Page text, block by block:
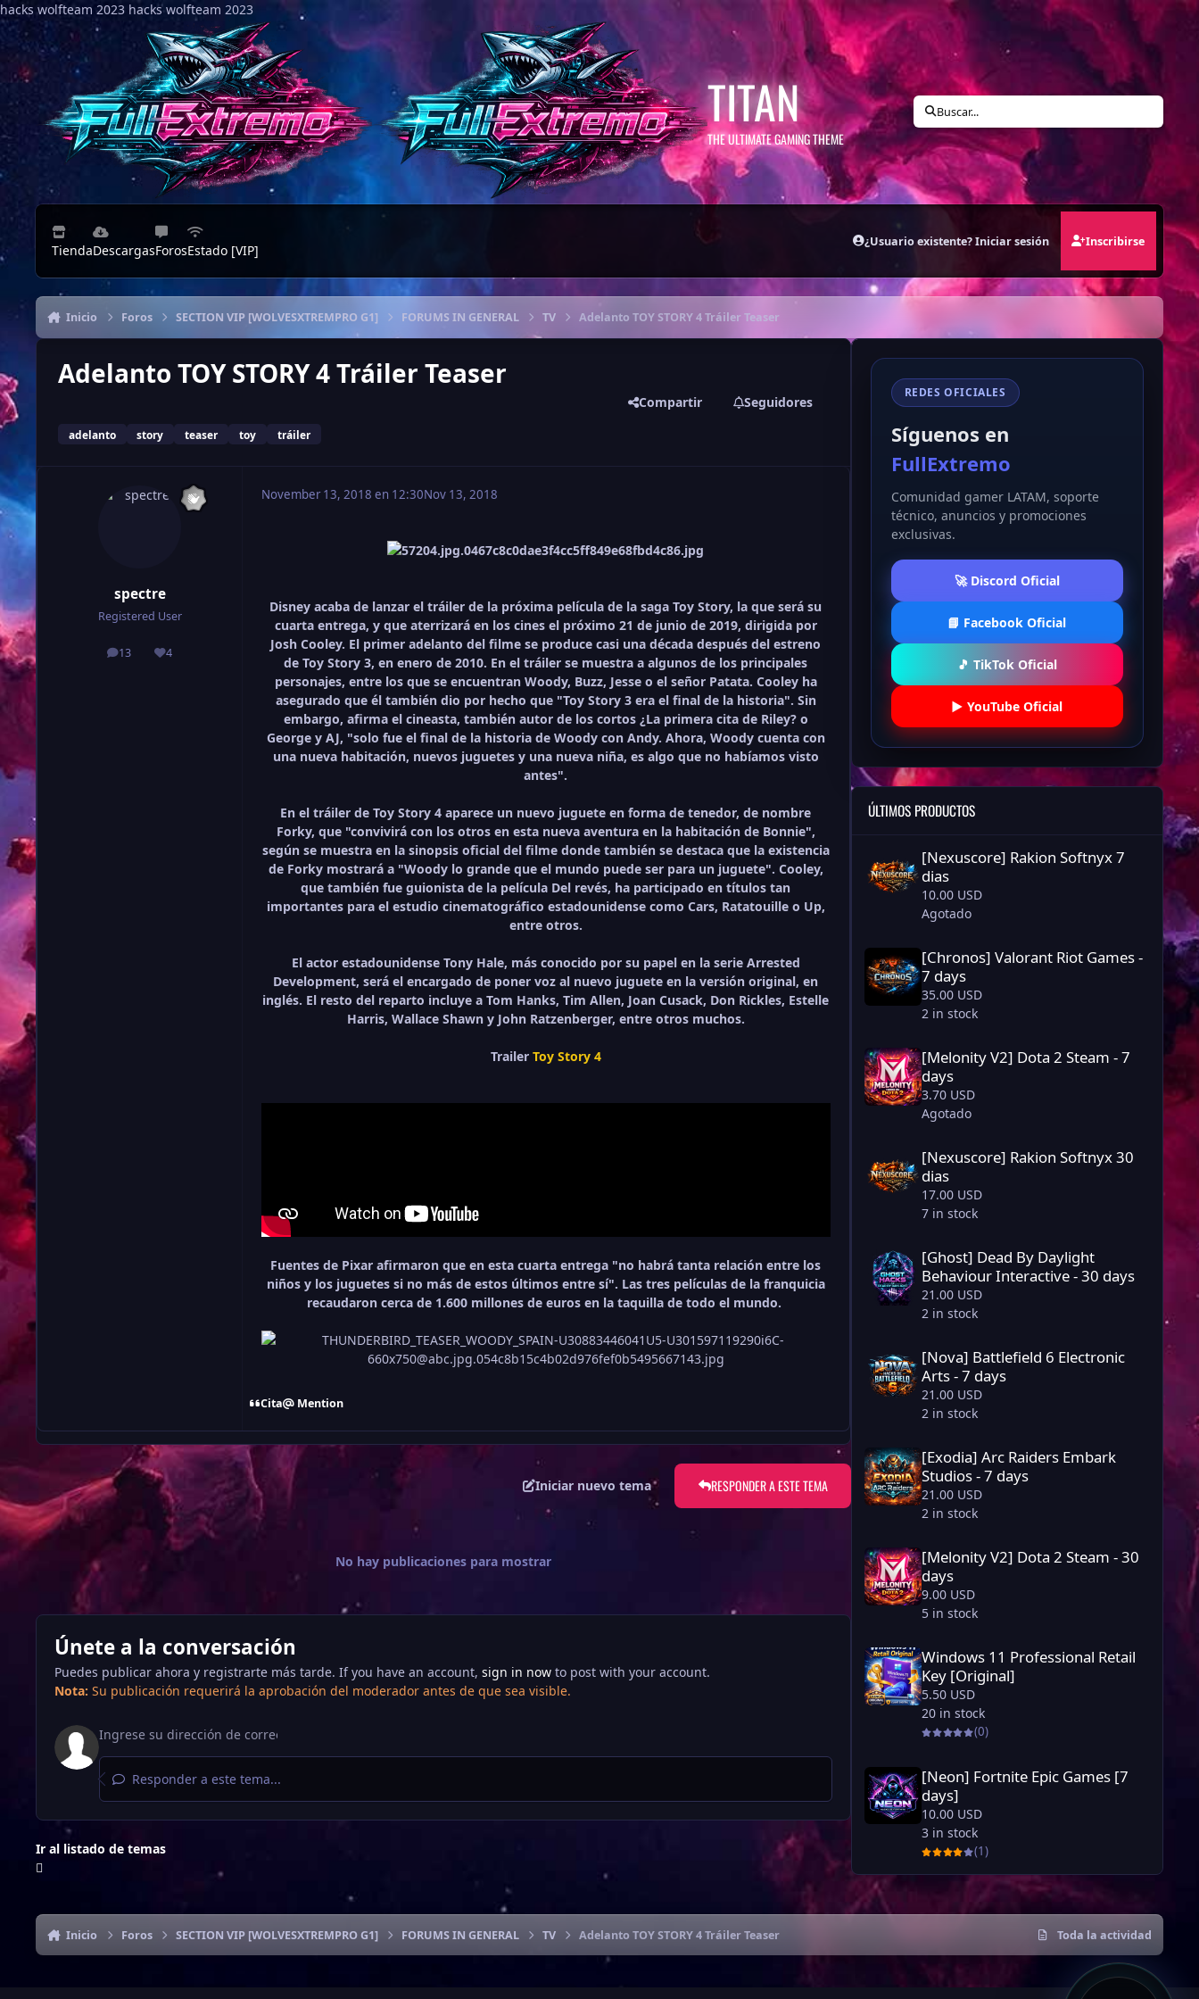
hacks wolfteam 2023 Saltar al contenido
hacks wolfteam 2023
TITAN
THE ULTIMATE GAMING THEME
Buscar...
TiendaDescargasForosEstado [VIP]
¿Usuario existente? Iniciar sesión Inscribirse
Inicio Foros SECTION VIP [WOLVESXTREMPRO G1] FORUMS IN GENERAL TV Adelanto TOY STORY 4 Tráiler Teaser
Adelanto TOY STORY 4 Tráiler Teaser
adelanto story teaser toy tráiler
Compartir Seguidores
spectre
Registered User
13
publicaciones
4
Reputación
November 13, 2018 en 12:30Nov 13, 2018
Disney acaba de lanzar el tráiler de la próxima película de la saga Toy Story, la que será su
cuarta entrega, y que aterrizará en los cines el próximo 21 de junio de 2019, dirigida por
Josh Cooley. El primer adelanto del filme se produce casi una década después del estreno
de Toy Story 3, en enero de 2010. En el tráiler se muestra a algunos de los principales
personajes, entre los que se encuentran Woody, Buzz, Jesse o el señor Patata. Cooley ha
asegurado que él también dio por hecho que "Toy Story 3 era el final de la historia". Sin
embargo, afirma el cineasta, también autor de los cortos ¿La primera cita de Riley? o
George y AJ, "solo fue el final de la historia de Woody con Andy. Ahora, Woody cuenta con
una nueva habitación, nuevos juguetes y una nueva niña, es algo que no habíamos visto
antes".
En el tráiler de Toy Story 4 aparece un nuevo juguete en forma de tenedor, de nombre
Forky, que "convivirá con los otros en esta nueva aventura en la habitación de Bonnie",
según se muestra en la sinopsis oficial del filme donde también se destaca que la existencia
de Forky mostrará a "Woody lo grande que el mundo puede ser para un juguete". Cooley,
que también fue guionista de la película Del revés, ha participado en títulos tan
importantes para el estudio cinematográfico estadounidense como Cars, Ratatouille o Up,
entre otros.
El actor estadounidense Tony Hale, más conocido por su papel en la serie Arrested
Development, será el encargado de poner voz al nuevo juguete en la versión original, en
inglés. El resto del reparto incluye a Tom Hanks, Tim Allen, Joan Cusack, Don Rickles, Estelle
Harris, Wallace Shawn y John Ratzenberger, entre otros muchos.
TrailerToy Story 4
Fuentes de Pixar afirmaron que en esta cuarta entrega "no habrá tanta relación entre los
niños y los juguetes si no más de estos últimos entre sí". Las tres películas de la franquicia
recaudaron cerca de 1.600 millones de euros en la taquilla de todo el mundo.
Cita Mention
Iniciar nuevo tema RESPONDER A ESTE TEMA
No hay publicaciones para mostrar
Únete a la conversación
Puedes publicar ahora y registrarte más tarde. If you have an account, sign in nowto post with your account.
Nota: Su publicación requerirá la aprobación del moderador antes de que sea visible.
Responder a este tema...
Ir al listado de temas
REDES OFICIALES
Síguenos en
FullExtremo
Comunidad gamer LATAM, soporte
técnico, anuncios y promociones
exclusivas.
🚀 Discord Oficial
📘 Facebook Oficial
🎵 TikTok Oficial
▶️ YouTube Oficial
ÚLTIMOS PRODUCTOS
[Nexuscore] Rakion Softnyx 7
dias
10.00 USD
Agotado
[Chronos] Valorant Riot Games - 7 days
[Chronos] Valorant Riot Games -
7 days
35.00 USD
2 in stock
[Melonity V2] Dota 2 Steam - 7 days
[Melonity V2] Dota 2 Steam - 7
days
3.70 USD
Agotado
[Nexuscore] Rakion Softnyx 30
dias
17.00 USD
7 in stock
[Ghost] Dead By Daylight
Behaviour Interactive - 30 days
21.00 USD
2 in stock
[Nova] Battlefield 6 Electronic
Arts - 7 days
21.00 USD
2 in stock
[Exodia] Arc Raiders Embark
Studios - 7 days
21.00 USD
2 in stock
[Melonity V2] Dota 2 Steam - 30 days
[Melonity V2] Dota 2 Steam - 30
days
9.00 USD
5 in stock
Windows 11 Professional Retail Key [Original]
Windows 11 Professional Retail
Key [Original]
5.50 USD
20 in stock
(0)
[Neon] Fortnite Epic Games [7 days]
[Neon] Fortnite Epic Games [7
days]
10.00 USD
3 in stock
(1)
Inicio Foros SECTION VIP [WOLVESXTREMPRO G1] FORUMS IN GENERAL TV Adelanto TOY STORY 4 Tráiler Teaser Toda la actividad